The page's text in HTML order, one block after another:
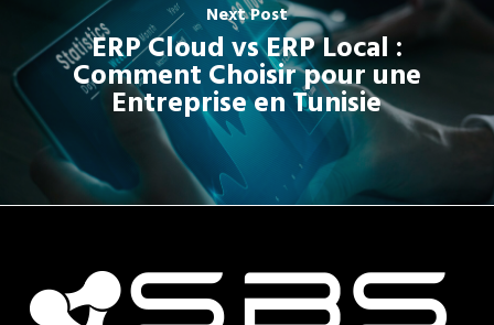
Next Post
ERP Cloud vs ERP Local :
Comment Choisir pour une
Entreprise en Tunisie